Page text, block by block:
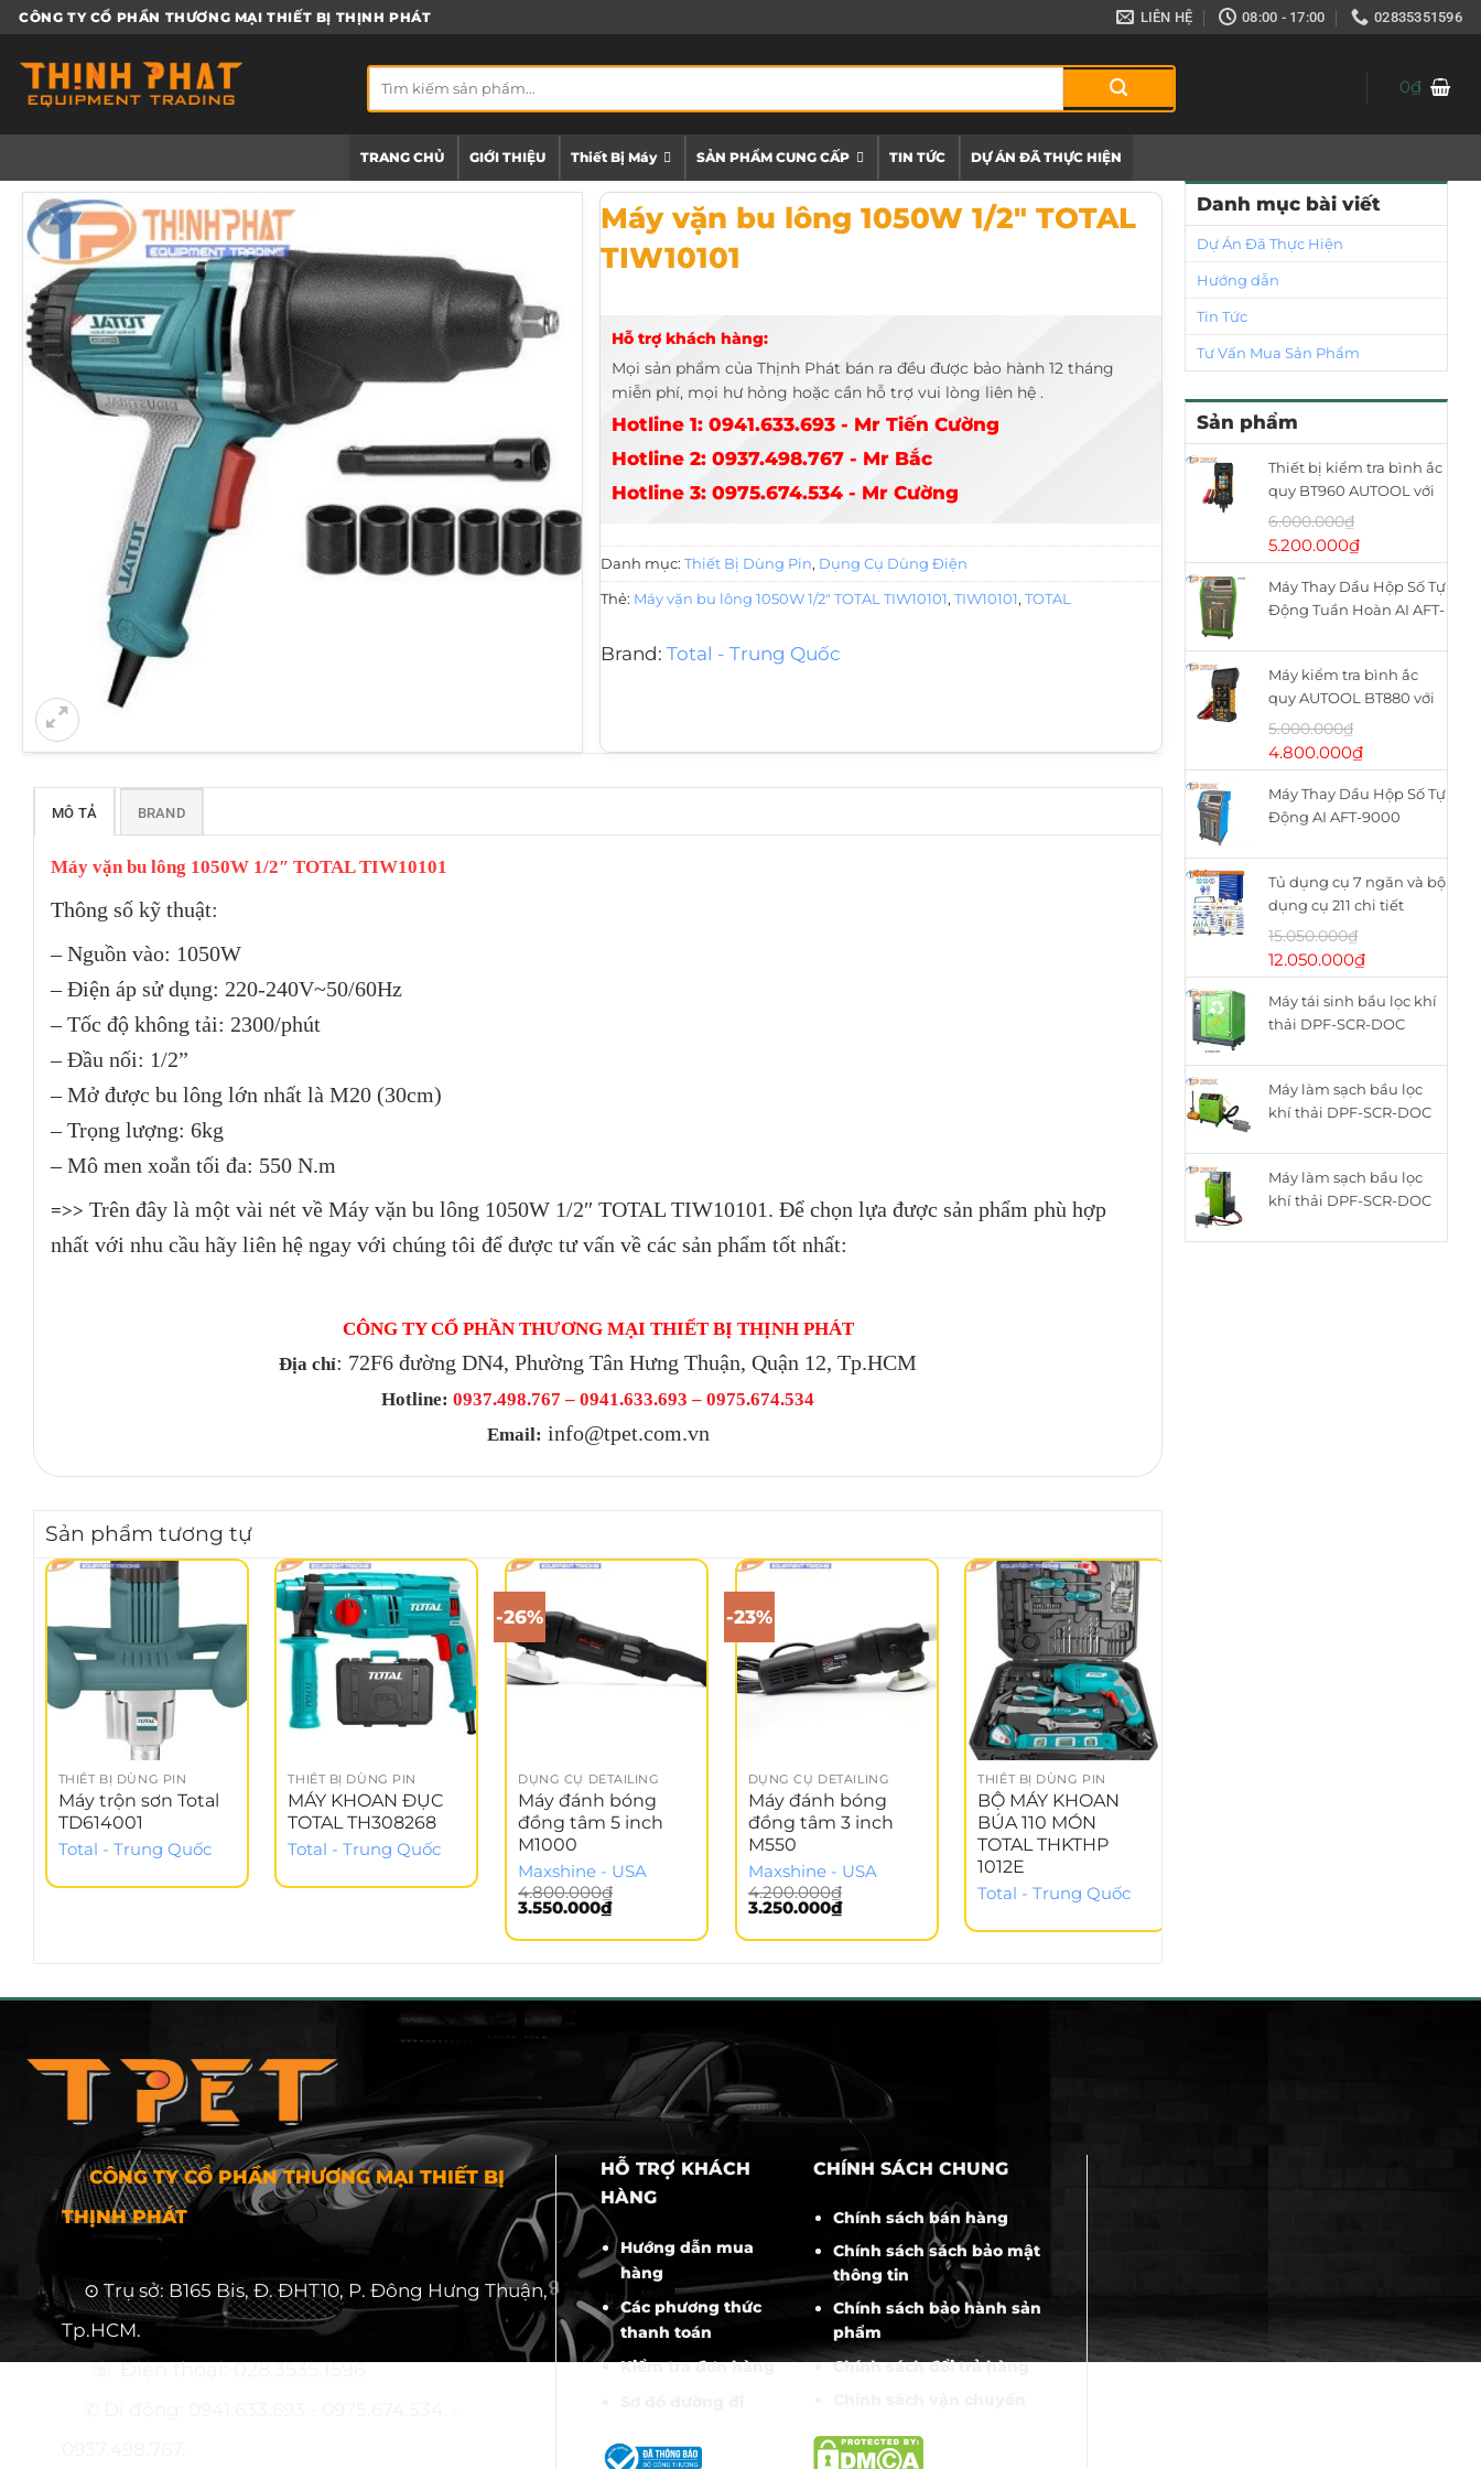
Bỏ
nội
dung
CÔNG TY CỔ PHẦN THƯƠNG MẠI THIẾT BỊ THỊNH PHÁT LIÊN HỆ 08:00 - 17:00 02835351596
kiếm:
0₫
TRANG CHỦ GIỚI THIỆU Thiết Bị Máy SẢN PHẨM CUNG CẤP TIN TỨC DỰ ÁN ĐÃ THỰC HIỆN
Danh mục bài viết
Dự Án Đã Thực Hiện
Hướng dẫn
Tin Tức
Tư Vấn Mua Sản Phẩm
Sản phẩm
Thiết bị kiểm tra bình ắc
quy BT960 AUTOOL với
máy in nhiệt
6.000.000₫
Giá
gốc
là:
6.000.000₫.
5.200.000₫Giá
hiện
tại
là:
Máy Thay Dầu Hộp Số Tự
Động Tuần Hoàn AI AFT-
Máy kiểm tra bình ắc
quy AUTOOL BT880 với
máy in nhiệt
5.000.000₫
Giá
gốc
là:
5.000.000₫.
4.800.000₫Giá
hiện
tại
là:
Máy Thay Dầu Hộp Số Tự
Động AI AFT-9000
Tủ dụng cụ 7 ngăn và bộ
dụng cụ 211 chi tiết
WHS2111 WADFOW
15.050.000₫
Giá
gốc
là:
15.050.000₫.
12.050.000₫Giá
hiện
tại
là:
Máy tái sinh bầu lọc khí
thải DPF-SCR-DOC
cơ Diesel ZQYM-518C
Máy làm sạch bầu lọc
khí thải DPF-SCR-DOC
ZQYM A8
Máy làm sạch bầu lọc
khí thải DPF-SCR-DOC
ZQYM 508A
Máy vặn bu lông 1050W 1/2" TOTAL TIW10101
Máy vặn bu lông 1050W 1/2″ TOTAL
TIW10101
Hỗ trợ khách hàng:
Mọi sản phẩm của Thịnh Phát bán ra đều được bảo hành 12 tháng
miễn phí, mọi hư hỏng hoặc cần hỗ trợ vui lòng liên hệ .
Hotline 1: 0941.633.693 - Mr Tiến Cường
Hotline 2: 0937.498.767 - Mr Bắc
Hotline 3: 0975.674.534 - Mr Cường
Danh mục:Thiết Bị Dùng Pin, Dụng Cụ Dùng Điện
Thẻ: Máy vặn bu lông 1050W 1/2" TOTAL TIW10101,TIW10101,TOTAL
Brand: Total - Trung Quốc
MÔ TẢ BRAND
Máy vặn bu lông 1050W 1/2″ TOTAL TIW10101
Thông số kỹ thuật:
– Nguồn vào: 1050W
– Điện áp sử dụng: 220-240V~50/60Hz
– Tốc độ không tải: 2300/phút
– Đầu nối: 1/2”
– Mở được bu lông lớn nhất là M20 (30cm)
– Trọng lượng: 6kg
– Mô men xoắn tối đa: 550 N.m
=>> Trên đây là một vài nét về Máy vặn bu lông 1050W 1/2″ TOTAL TIW10101. Để chọn lựa được sản phẩm phù hợp
nhất với nhu cầu hãy liên hệ ngay với chúng tôi để được tư vấn về các sản phẩm tốt nhất:
CÔNG TY CỔ PHẦN THƯƠNG MẠI THIẾT BỊ THỊNH PHÁT
Địa chỉ: 72F6 đường DN4, Phường Tân Hưng Thuận, Quận 12, Tp.HCM
Hotline: 0937.498.767 – 0941.633.693 –0975.674.534
Email: info@tpet.com.vn
Sản phẩm tương tự
THIẾT BỊ DÙNG PIN
Máy trộn sơn Total
TD614001
Total - Trung Quốc
THIẾT BỊ DÙNG PIN
MÁY KHOAN ĐỤC
TOTAL TH308268
Total - Trung Quốc
-26%
DỤNG CỤ DETAILING
Máy đánh bóng
đồng tâm 5 inch
M1000
Maxshine - USA
4.800.000₫
Giá
là:
3.550.000₫Giá
hiện
tại
-23%
DỤNG CỤ DETAILING
Máy đánh bóng
đồng tâm 3 inch
M550
Maxshine - USA
4.200.000₫
Giá
là:
3.250.000₫Giá
hiện
tại
THIẾT BỊ DÙNG PIN
BỘ MÁY KHOAN
BÚA 110 MÓN
TOTAL THKTHP
1012E
Total - Trung Quốc
CÔNG TY CỔ PHẦN THƯƠNG MẠI THIẾT BỊ
THỊNH PHÁT
⊙ Trụ sở: B165 Bis, Đ. ĐHT10, P. Đông Hưng Thuận,
Tp.HCM.
☏ Điện thoại: 028.3535.1596
HỖ TRỢ KHÁCH
HÀNG
Hướng dẫn mua
hàng
Các phương thức
thanh toán
Kiểm tra đơn hàng
CHÍNH SÁCH CHUNG
Chính sách bán hàng
Chính sách sách bảo mật
thông tin
Chính sách bảo hành sản
phẩm
Chính sách đổi trả hàng